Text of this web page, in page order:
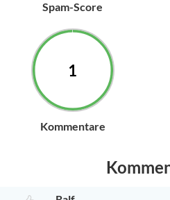
Spam-Score
1
Kommentare